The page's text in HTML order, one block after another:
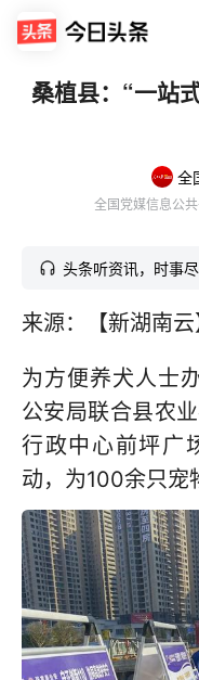
桑植县：“一站
全国党媒信息公
头条听资讯，时事
来源：【新湖南云
为方便养犬人士
公安局联合县农
行政中心前坪广
动，为100余只宠